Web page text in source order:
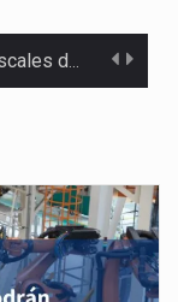
El gobierno de Estados Unidos anunciará un arancel del 15 % sobre los productos fabricados…
El Departamento de Agricultura de Estados Unidos (USDA) suspendió el 5 de agosto de 2026…